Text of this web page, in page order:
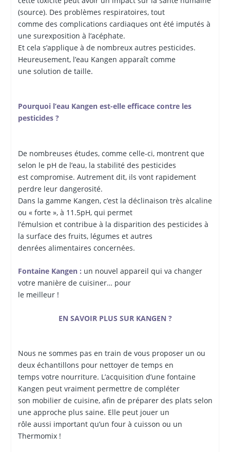
(source). Des problèmes respiratoires, tout
comme des complications cardiaques ont été imputés à
une surexposition à l’acéphate.
Et cela s’applique à de nombreux autres pesticides.
Heureusement, l’eau Kangen apparaît comme
une solution de taille.
Pourquoi l’eau Kangen est-elle efficace contre les
pesticides ?
De nombreuses études, comme celle-ci, montrent que
selon le pH de l’eau, la stabilité des pesticides
est compromise. Autrement dit, ils vont rapidement
perdre leur dangerosité.
Dans la gamme Kangen, c’est la déclinaison très alcaline
ou « forte », à 11.5pH, qui permet
l’émulsion et contribue à la disparition des pesticides à
la surface des fruits, légumes et autres
denrées alimentaires concernées.
Fontaine Kangen : un nouvel appareil qui va changer
votre manière de cuisiner… pour
le meilleur !
EN SAVOIR PLUS SUR KANGEN ?
Nous ne sommes pas en train de vous proposer un ou
deux échantillons pour nettoyer de temps en
temps votre nourriture. L’acquisition d’une fontaine
Kangen peut vraiment permettre de compléter
son mobilier de cuisine, afin de préparer des plats selon
une approche plus saine. Elle peut jouer un
rôle aussi important qu’un four à cuisson ou un
Thermomix !